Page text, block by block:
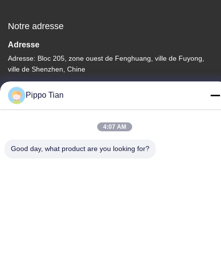
Notre adresse
Adresse
Adresse: Bloc 205, zone ouest de Fenghuang, ville de Fuyong,
ville de Shenzhen, Chine
Télégramme
86--13590447319
Pippo Tian
4:07 AM
Good day, what product are you looking for?